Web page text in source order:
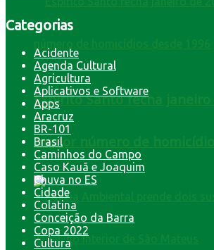
Espírito Santo fecha janeiro
menor número de
Categorias
Acidente
Agenda Cultural
Agricultura
Aplicativos e Software
Apps
Aracruz
BR-101
Brasil
Caminhos do Campo
Caso Kauã e Joaquim
Chuva no ES
Cidade
Colatina
Conceição da Barra
Copa 2022
Cultura